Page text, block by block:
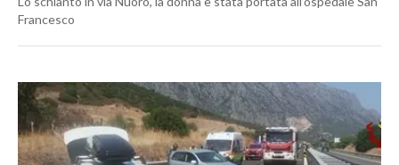
Francesco